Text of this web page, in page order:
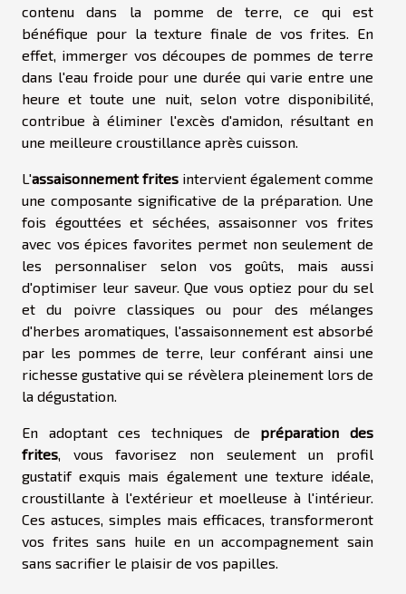
contenu dans la pomme de terre, ce qui est
bénéfique pour la texture finale de vos frites. En
effet, immerger vos découpes de pommes de terre
dans l'eau froide pour une durée qui varie entre une
heure et toute une nuit, selon votre disponibilité,
contribue à éliminer l'excès d'amidon, résultant en
une meilleure croustillance après cuisson.
L'assaisonnement frites intervient également comme
une composante significative de la préparation. Une
fois égouttées et séchées, assaisonner vos frites
avec vos épices favorites permet non seulement de
les personnaliser selon vos goûts, mais aussi
d'optimiser leur saveur. Que vous optiez pour du sel
et du poivre classiques ou pour des mélanges
d'herbes aromatiques, l'assaisonnement est absorbé
par les pommes de terre, leur conférant ainsi une
richesse gustative qui se révèlera pleinement lors de
la dégustation.
En adoptant ces techniques de préparation des
frites, vous favorisez non seulement un profil
gustatif exquis mais également une texture idéale,
croustillante à l'extérieur et moelleuse à l'intérieur.
Ces astuces, simples mais efficaces, transformeront
vos frites sans huile en un accompagnement sain
sans sacrifier le plaisir de vos papilles.